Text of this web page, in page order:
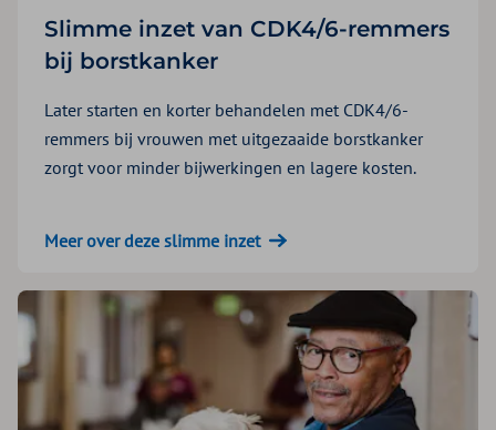
Slimme inzet van CDK4/6-remmers
bij borstkanker
Later starten en korter behandelen met CDK4/6-
remmers bij vrouwen met uitgezaaide borstkanker
zorgt voor minder bijwerkingen en lagere kosten.
Meer over deze slimme inzet